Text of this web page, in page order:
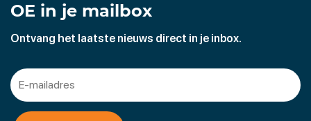
OE in je mailbox
Ontvang het laatste nieuws direct in je inbox.